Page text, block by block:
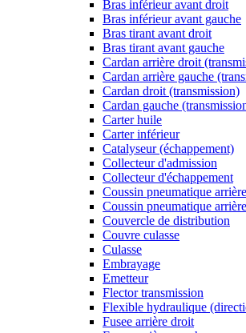
Bras inférieur avant droit
Bras inférieur avant gauche
Bras tirant avant droit
Bras tirant avant gauche
Cardan arrière droit
Cardan arrière gauche
Cardan droit (transmission)
Cardan gauche
Carter huile
Carter inférieur
Catalyseur (échappement)
Collecteur d'admission
Collecteur d'échappement
Coussin pneumatique
Coussin pneumatique
Couvercle de distribution
Couvre culasse
Culasse
Embrayage
Emetteur
Flector transmission
Flexible hydraulique
Fusee arrière droit